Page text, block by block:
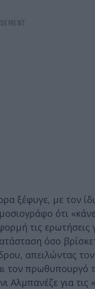
ξέφυγε, με τον
ότι
τις ερωτήσεις
όσο
απειλώντας τον
τον πρωθυπουργό
Αλμπανέζε για τις